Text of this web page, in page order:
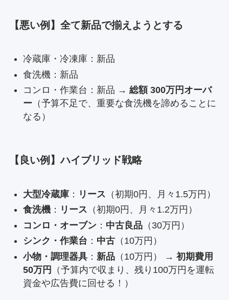
【悪い例】全て新品で揃えようとする
冷蔵庫・冷凍庫：新品
食洗機：新品
コンロ・作業台：新品 → 総額 300万円オーバ
ー （予算不足で、重要な食洗機を諦めることに
なる）
【良い例】ハイブリッド戦略
大型冷蔵庫： リース （初期0円、月々1.5万円）
食洗機： リース （初期0円、月々1.2万円）
コンロ・オーブン： 中古良品（30万円）
シンク・作業台 ： 中古（10万円）
小物・調理器具： 新品（10万円） → 初期費用
50万円
（予算内で収まり、残り100万円を運転
資金や広告費に回せる！）